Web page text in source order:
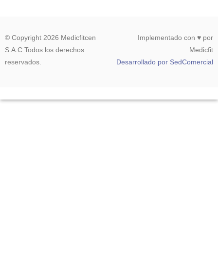
© Copyright 2026 Medicfitcen
S.A.C Todos los derechos
reservados.
Implementado con ♥ por
Medicfit
Desarrollado por SedComercial